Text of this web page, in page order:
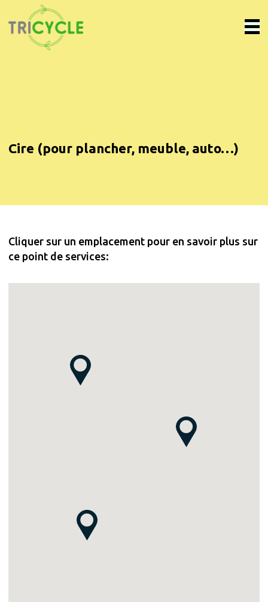
Cire (pour plancher, meuble, auto…)
Cliquer sur un emplacement pour en savoir plus sur
ce point de services: